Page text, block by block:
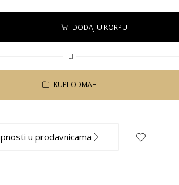
DODAJ U KORPU
ILI
KUPI ODMAH
u prodavnicama